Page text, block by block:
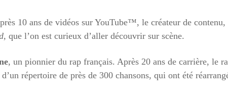
10 ans de vidéos sur YouTube™, le créateur de contenu,
, que l’on est curieux d’aller découvrir sur scène.
, un pionnier du rap français. Après 20 ans de carrière, le
répertoire de près de 300 chansons, qui ont été